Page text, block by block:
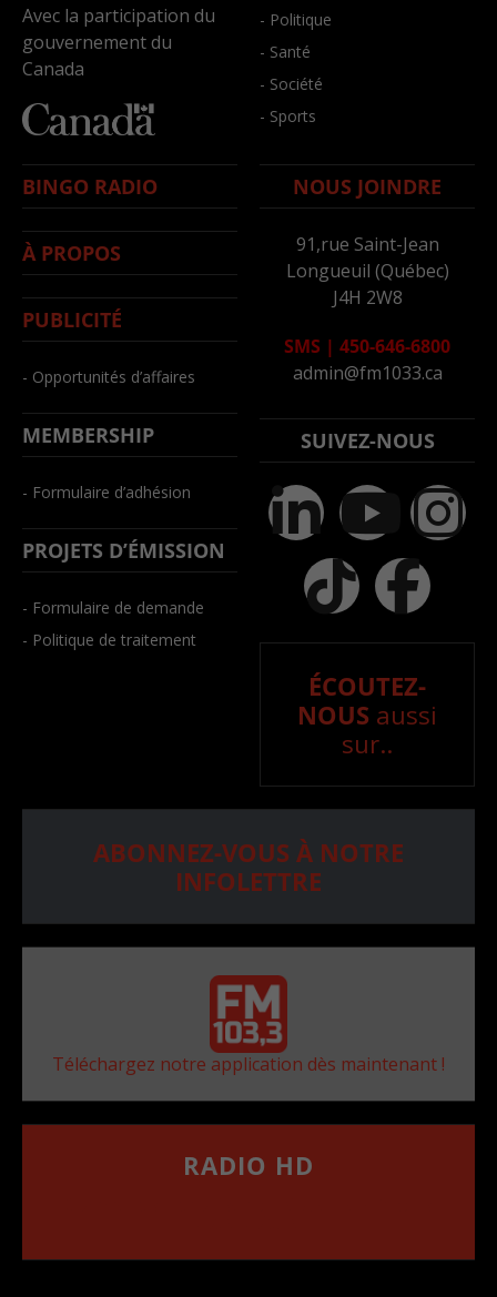
Avec la participation du
gouvernement du
Canada
- Politique
- Santé
- Société
- Sports
BINGO RADIO
À PROPOS
PUBLICITÉ
- Opportunités d’affaires
MEMBERSHIP
- Formulaire d’adhésion
PROJETS D’ÉMISSION
- Formulaire de demande
- Politique de traitement
NOUS JOINDRE
91,rue Saint-Jean
Longueuil (Québec)
J4H 2W8
SMS | 450-646-6800
admin@fm1033.ca
SUIVEZ-NOUS
ÉCOUTEZ-
NOUS aussi
sur..
ABONNEZ-VOUS À NOTRE
INFOLETTRE
Téléchargez notre application dès maintenant !
RADIO HD